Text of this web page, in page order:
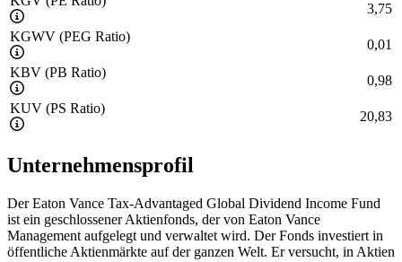
3,75
KGWV (PEG Ratio)
0,01
KBV (PB Ratio)
0,98
KUV (PS Ratio)
20,83
Unternehmensprofil
Der Eaton Vance Tax-Advantaged Global Dividend Income Fund
ist ein geschlossener Aktienfonds, der von Eaton Vance
Management aufgelegt und verwaltet wird. Der Fonds investiert in
öffentliche Aktienmärkte auf der ganzen Welt. Er versucht, in Aktien